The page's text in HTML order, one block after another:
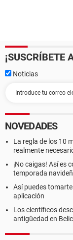
¡SUSCRÍBETE
Noticias
NOVEDADES
La regla de los 10
realmente
¡No caigas! Así es
temporada
Así puedes
aplicación
Los científicos
antigüedad en